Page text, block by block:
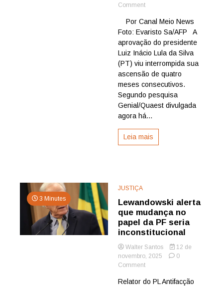
Commenton
freia
recuperação
na
popularidade
Lula
Por Canal Meio News
Foto: Evaristo Sa/AFP A
aprovação do presidente
Luiz Inácio Lula da Silva
(PT) viu interrompida sua
ascensão de quatro
meses consecutivos.
Segundo pesquisa
Genial/Quaest divulgada
agora há...
Leia mais
3 Minutes
JUSTIÇA
Lewandowski alerta
que mudança no
papel da PF seria
inconstitucional
Walter Santos
12 de
novembro, 2025
0
Commenton
alerta
Relator do PL Antifacção